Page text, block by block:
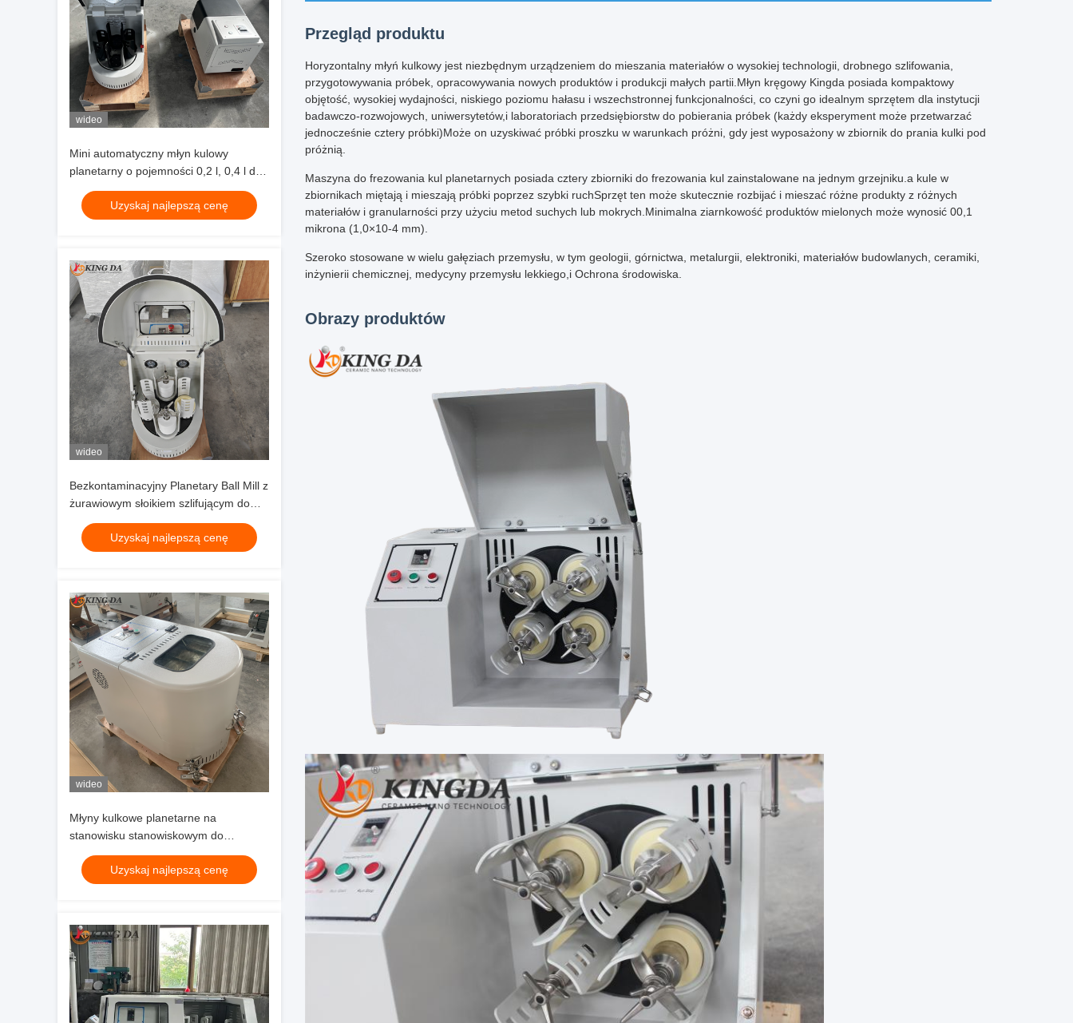
wideo
Mini automatyczny młyn kulowy
planetarny o pojemności 0,2 l, 0,4 l do
przygotowywania nano proszków
Zaawansowane badania materiałów
Uzyskaj najlepszą cenę
wideo
Bezkontaminacyjny Planetary Ball Mill z
żurawiowym słoikiem szlifującym do
przetwarzania proszku o wysokiej
czystościUzyskaj najlepszą cenę
wideo
Młyny kulkowe planetarne na
stanowisku stanowiskowym do
szlifowania proszku w laboratoriach
uniwersyteckich i badań naukowych
Uzyskaj najlepszą cenę
Przegląd produktu
Horyzontalny młyń kulkowy jest niezbędnym urządzeniem do mieszania materiałów o wysokiej technologii, drobnego szlifowania,
przygotowywania próbek, opracowywania nowych produktów i produkcji małych partii.Młyn kręgowy Kingda posiada kompaktowy
objętość, wysokiej wydajności, niskiego poziomu hałasu i wszechstronnej funkcjonalności, co czyni go idealnym sprzętem dla instytucji
badawczo-rozwojowych, uniwersytetów,i laboratoriach przedsiębiorstw do pobierania próbek (każdy eksperyment może przetwarzać
jednocześnie cztery próbki)Może on uzyskiwać próbki proszku w warunkach próżni, gdy jest wyposażony w zbiornik do prania kulki pod
próżnią.
Maszyna do frezowania kul planetarnych posiada cztery zbiorniki do frezowania kul zainstalowane na jednym grzejniku.a kule w
zbiornikach miętają i mieszają próbki poprzez szybki ruchSprzęt ten może skutecznie rozbijać i mieszać różne produkty z różnych
materiałów i granularności przy użyciu metod suchych lub mokrych.Minimalna ziarnkowość produktów mielonych może wynosić 00,1
mikrona (1,0×10-4 mm).
Szeroko stosowane w wielu gałęziach przemysłu, w tym geologii, górnictwa, metalurgii, elektroniki, materiałów budowlanych, ceramiki,
inżynierii chemicznej, medycyny przemysłu lekkiego,i Ochrona środowiska.
Obrazy produktów